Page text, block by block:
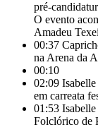
pré-
O evento
Amadeu
00:37
na Arena da
00:10
02:09
em carreata
01:53
Folclórico de